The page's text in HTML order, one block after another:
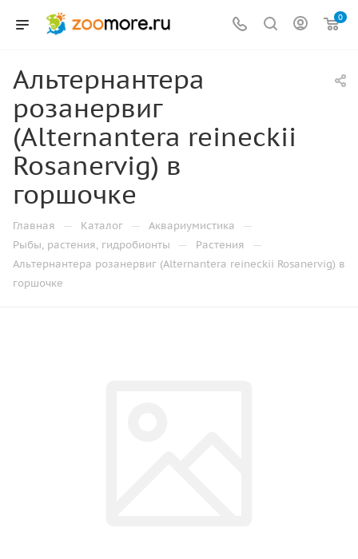
0
Альтернантера
розанервиг
(Alternantera reineckii
Rosanervig) в
горшочке
Главная — Каталог — Аквариумистика —
Рыбы, растения, гидробионты — Растения —
Альтернантера розанервиг (Alternantera reineckii Rosanervig) в
горшочке